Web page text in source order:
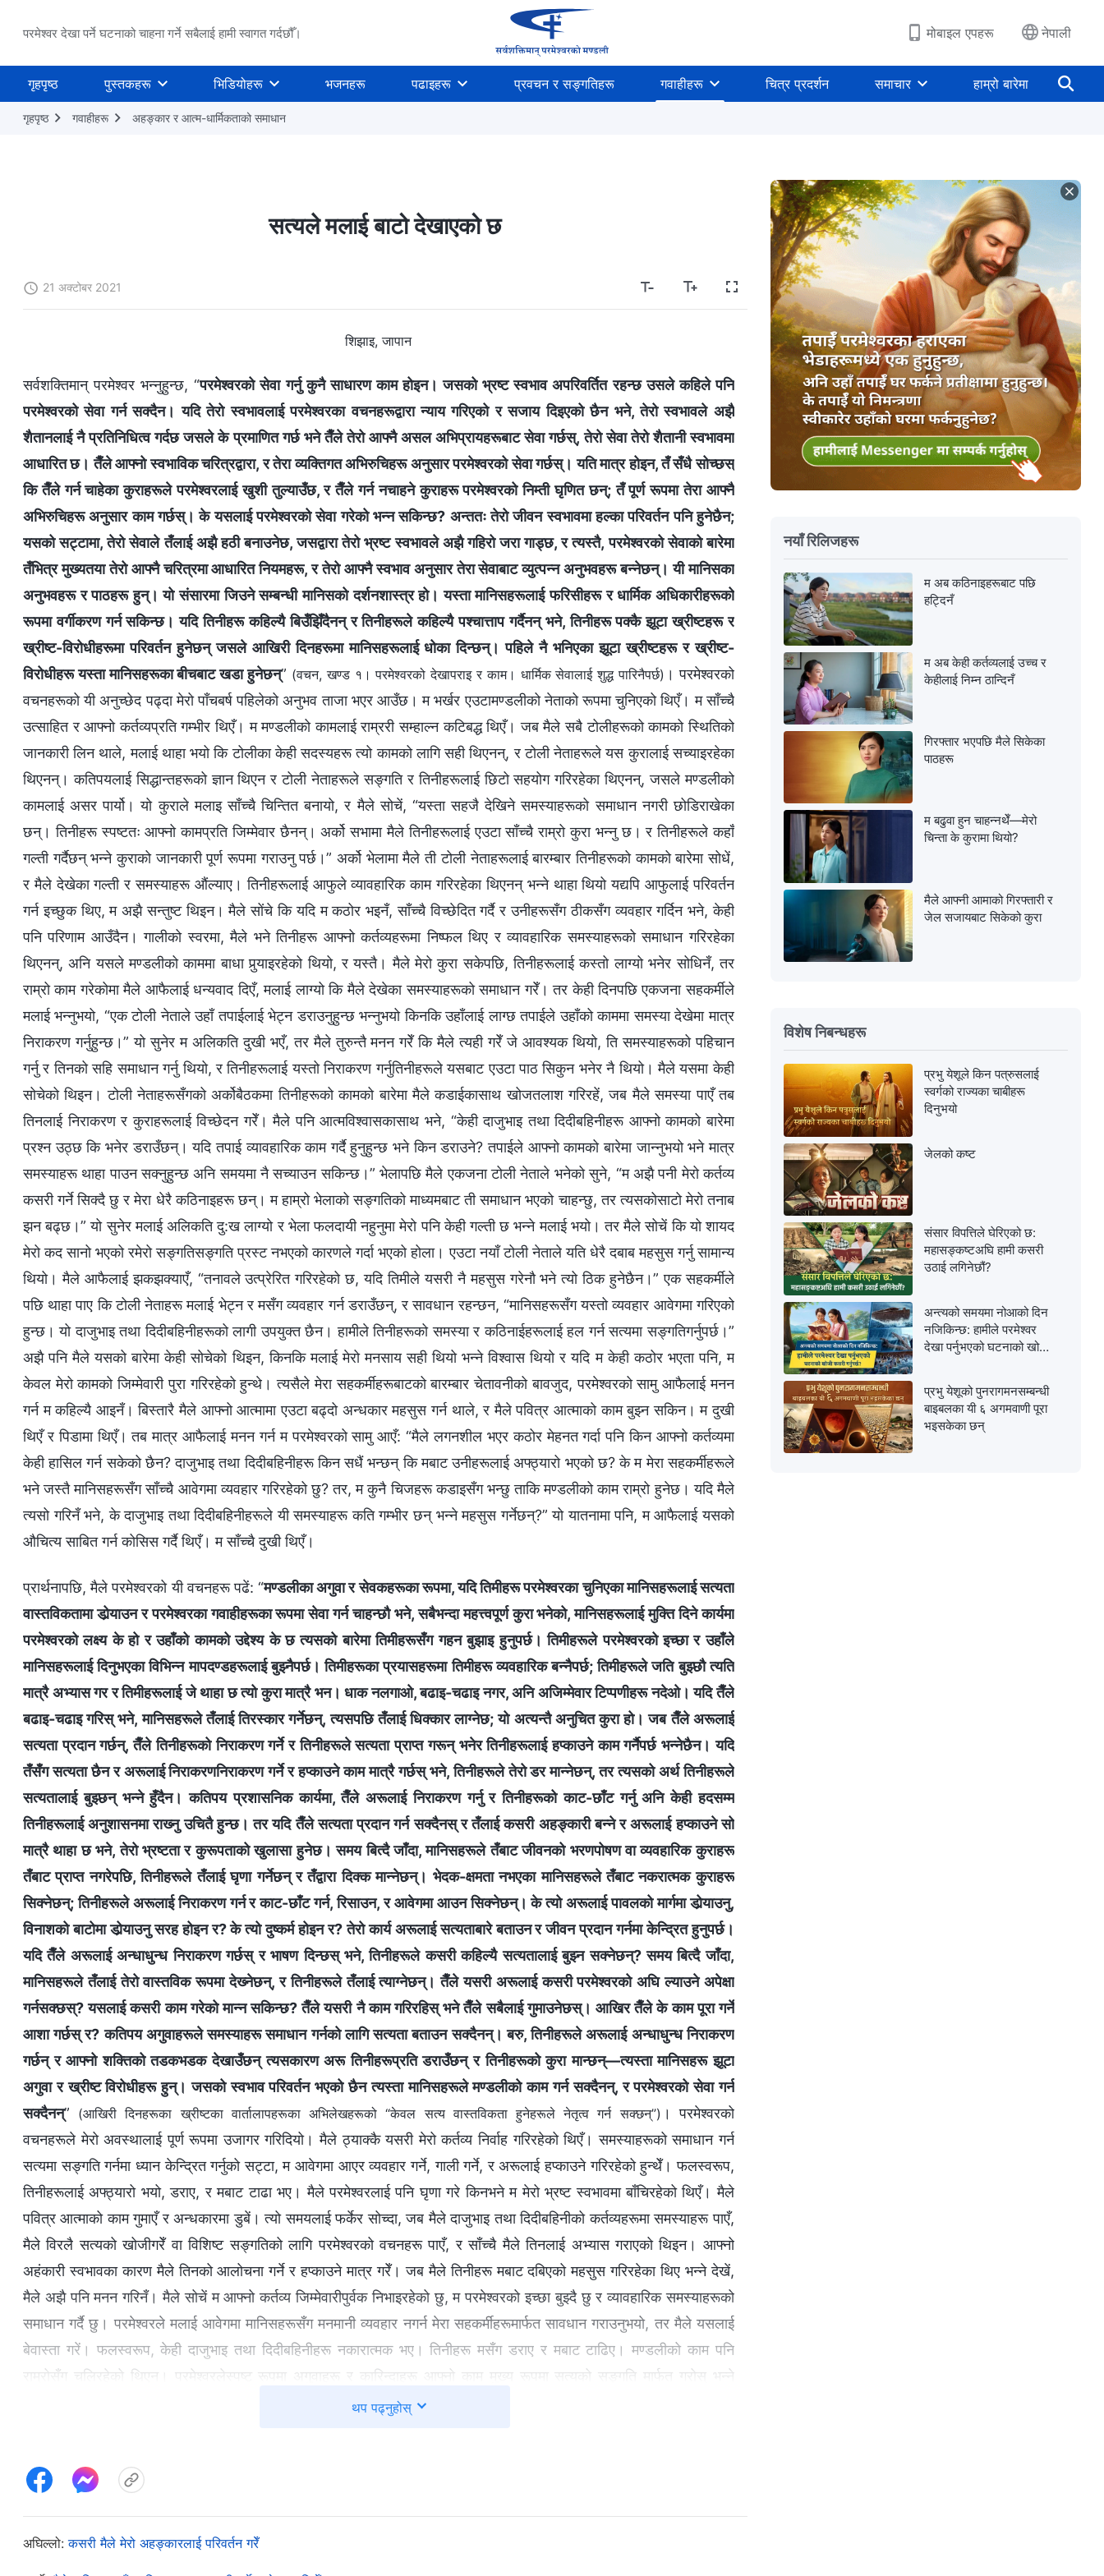
परमेश्वर देखा पर्ने घटनाको चाहना गर्ने सबैलाई हामी स्वागत गर्दछौँ। मोबाइल एपहरू नेपाली
गृहपृष्ठ पुस्तकहरू भिडियोहरू भजनहरू पढाइहरू प्रवचन र सङ्गतिहरू गवाहीहरू चित्र प्रदर्शन समाचार हाम्रो बारेमा
गृहपृष्ठ गवाहीहरू अहङ्कार र आत्म-धार्मिकताको समाधान
सत्यले मलाई बाटो देखाएको छ
21 अक्टोबर 2021
शिझाइ, जापान
सर्वशक्तिमान्‌ परमेश्‍वर भन्नुहुन्छ, “परमेश्‍वरको सेवा गर्नु कुनै साधारण काम होइन। जसको भ्रष्ट स्वभाव अपरिवर्तित रहन्छ उसले कहिले पनि
परमेश्‍वरको सेवा गर्न सक्दैन। यदि तेरो स्वभावलाई परमेश्‍वरका वचनहरूद्वारा न्याय गरिएको र सजाय दिइएको छैन भने, तेरो स्वभावले अझै
शैतानलाई नै प्रतिनिधित्व गर्दछ जसले के प्रमाणित गर्छ भने तैँले तेरो आफ्नै असल अभिप्रायहरूबाट सेवा गर्छस्, तेरो सेवा तेरो शैतानी स्वभावमा
आधारित छ। तैँले आफ्‍नो स्वभाविक चरित्रद्वारा, र तेरा व्यक्तिगत अभिरुचिहरू अनुसार परमेश्‍वरको सेवा गर्छस्। यति मात्र होइन, तँ सँधै सोच्छस्
कि तैँले गर्न चाहेका कुराहरूले परमेश्‍वरलाई खुशी तुल्याउँछ, र तैँले गर्न नचाहने कुराहरू परमेश्‍वरको निम्ती घृणित छन्; तँ पूर्ण रूपमा तेरा आफ्नै
अभिरुचिहरू अनुसार काम गर्छस्। के यसलाई परमेश्‍वरको सेवा गरेको भन्न सकिन्छ? अन्ततः तेरो जीवन स्वभावमा हल्का परिवर्तन पनि हुनेछैन;
यसको सट्टामा, तेरो सेवाले तँलाई अझै हठी बनाउनेछ, जसद्वारा तेरो भ्रष्ट स्वभावले अझै गहिरो जरा गाड्छ, र त्यस्तै, परमेश्‍वरको सेवाको बारेमा
तँभित्र मुख्यतया तेरो आफ्नै चरित्रमा आधारित नियमहरू, र तेरो आफ्नै स्वभाव अनुसार तेरा सेवाबाट व्युत्पन्न अनुभवहरू बन्नेछन्। यी मानिसका
अनुभवहरू र पाठहरू हुन्। यो संसारमा जिउने सम्‍बन्धी मानिसको दर्शनशास्त्र हो। यस्ता मानिसहरूलाई फरिसीहरू र धार्मिक अधिकारीहरूको
रूपमा वर्गीकरण गर्न सकिन्छ। यदि तिनीहरू कहिल्यै बिउँझिँदैनन् र तिनीहरूले कहिल्यै पश्‍चात्ताप गर्दैनन् भने, तिनीहरू पक्कै झूटा ख्रीष्टहरू र
ख्रीष्ट-विरोधीहरूमा परिवर्तन हुनेछन् जसले आखिरी दिनहरूमा मानिसहरूलाई धोका दिन्छन्। पहिले नै भनिएका झूटा ख्रीष्टहरू र ख्रीष्ट-
विरोधीहरू यस्ता मानिसहरूका बीचबाट खडा हुनेछन्” (वचन, खण्ड १। परमेश्‍वरको देखापराइ र काम। धार्मिक सेवालाई शुद्ध पारिनैपर्छ) । परमेश्‍वरको
वचनहरूको यी अनुच्छेद पढ्दा मेरो पाँचबर्ष पहिलेको अनुभव ताजा भएर आउँछ। म भर्खर एउटामण्डलीको नेताको रूपमा चुनिएको थिएँ। म साँच्चै
उत्साहित र आफ्नो कर्तव्यप्रति गम्भीर थिएँ। म मण्डलीको कामलाई राम्ररी सम्हाल्न कटिबद्ध थिएँ। जब मैले सबै टोलीहरूको कामको स्थितिको
जानकारी लिन थाले, मलाई थाहा भयो कि टोलीका केही सदस्यहरू त्यो कामको लागि सही थिएनन्, र टोली नेताहरूले यस कुरालाई सच्याइरहेका
थिएनन्। कतिपयलाई सिद्धान्तहरूको ज्ञान थिएन र टोली नेताहरूले सङ्गति र तिनीहरूलाई छिटो सहयोग गरिरहेका थिएनन्, जसले मण्डलीको
कामलाई असर पार्यो। यो कुराले मलाइ साँच्चै चिन्तित बनायो, र मैले सोचें, “यस्ता सहजै देखिने समस्याहरूको समाधान नगरी छोडिराखेका
छन्। तिनीहरू स्पष्टतः आफ्नो कामप्रति जिम्मेवार छैनन्। अर्को सभामा मैले तिनीहरूलाई एउटा साँच्चै राम्रो कुरा भन्नु छ। र तिनीहरूले कहाँ
गल्ती गर्दैछन् भन्ने कुराको जानकारी पूर्ण रूपमा गराउनु पर्छ।” अर्को भेलामा मैले ती टोली नेताहरूलाई बारम्बार तिनीहरूको कामको बारेमा सोधें,
र मैले देखेका गल्ती र समस्याहरू औंल्याए। तिनीहरूलाई आफुले व्यावहारिक काम गरिरहेका थिएनन् भन्ने थाहा थियो यद्यपि आफुलाई परिवर्तन
गर्न इच्छुक थिए, म अझै सन्तुष्ट थिइन। मैले सोंचे कि यदि म कठोर भइनँ, साँच्चै विच्छेदित गर्दै र उनीहरूसँग ठीकसँग व्यवहार गर्दिन भने, केही
पनि परिणाम आउँदैन। गालीको स्वरमा, मैले भने तिनीहरू आफ्नो कर्तव्यहरूमा निष्फल थिए र व्यावहारिक समस्याहरूको समाधान गरिरहेका
थिएनन्, अनि यसले मण्डलीको काममा बाधा पुर्‍याइरहेको थियो, र यस्तै। मैले मेरो कुरा सकेपछि, तिनीहरूलाई कस्तो लाग्यो भनेर सोधिनँ, तर
राम्रो काम गरेकोमा मैले आफैलाई धन्यवाद दिएँ, मलाई लाग्यो कि मैले देखेका समस्याहरूको समाधान गरेँ। तर केही दिनपछि एकजना सहकर्मीले
मलाई भन्नुभयो, “एक टोली नेताले उहाँ तपाईलाई भेट्न डराउनुहुन्छ भन्नुभयो किनकि उहाँलाई लाग्छ तपाईले उहाँको काममा समस्या देखेमा मात्र
निराकरण गर्नुहुन्छ।” यो सुनेर म अलिकति दुखी भएँ, तर मैले तुरुन्तै मनन गरेँ कि मैले त्यही गरेँ जे आवश्यक थियो, ति समस्याहरूको पहिचान
गर्नु र तिनको सहि समाधान गर्नु थियो, र तिनीहरूलाई यस्तो निराकरण गर्नुतिनीहरूले यसबाट एउटा पाठ सिकुन भनेर नै थियो। मैले यसमा केही
सोचेको थिइन। टोली नेताहरूसँगको अर्कोबैठकमा तिनीहरूको कामको बारेमा मैले कडाईकासाथ खोजतलाश गरिरहें, जब मैले समस्या पाएँ तब
तिनलाई निराकरण र कुराहरूलाई विच्छेदन गरेँ। मैले पनि आत्मविश्‍वासकासाथ भने, “केही दाजुभाइ तथा दिदीबहिनीहरू आफ्नो कामको बारेमा
प्रश्न उठ्छ कि भनेर डराउँछन्। यदि तपाई व्यावहारिक काम गर्दै हुनुहुन्छ भने किन डराउने? तपाईले आफ्नो कामको बारेमा जान्नुभयो भने मात्र
समस्याहरू थाहा पाउन सक्नुहुन्छ अनि समयमा नै सच्याउन सकिन्छ।” भेलापछि मैले एकजना टोली नेताले भनेको सुने, “म अझै पनी मेरो कर्तव्य
कसरी गर्ने सिक्दै छु र मेरा धेरै कठिनाइहरू छन्। म हाम्रो भेलाको सङ्गतिको माध्यमबाट ती समाधान भएको चाहन्छु, तर त्यसकोसाटो मेरो तनाब
झन बढ्छ।” यो सुनेर मलाई अलिकति दु:ख लाग्यो र भेला फलदायी नहुनुमा मेरो पनि केही गल्ती छ भन्ने मलाई भयो। तर मैले सोचें कि यो शायद
मेरो कद सानो भएको रमेरो सङ्गतिसङ्गति प्रस्ट नभएको कारणले गर्दा भएको होला। एउटा नयाँ टोली नेताले यति धेरै दबाब महसुस गर्नु सामान्य
थियो। मैले आफैलाई झकझक्याएँ, “तनावले उत्प्रेरित गरिरहेको छ, यदि तिमीले यसरी नै महसुस गरेनौ भने त्यो ठिक हुनेछैन।” एक सहकर्मीले
पछि थाहा पाए कि टोली नेताहरू मलाई भेट्न र मसँग व्यवहार गर्न डराउँछन्, र सावधान रहन्छन, “मानिसहरूसँग यस्तो व्यवहार आवेगमा गरिएको
हुन्छ। यो दाजुभाइ तथा दिदीबहिनीहरूको लागी उपयुक्त छैन। हामीले तिनीहरूको समस्या र कठिनाईहरूलाई हल गर्न सत्यमा सङ्गतिगर्नुपर्छ।”
अझै पनि मैले यसको बारेमा केही सोचेको थिइन, किनकि मलाई मेरो मनसाय सही थियो भन्ने विश्‍वास थियो र यदि म केही कठोर भएता पनि, म
केवल मेरो कामको जिम्मेवारी पुरा गरिरहेको हुन्थे। त्यसैले मेरा सहकर्मीहरूबाटको बारम्बार चेतावनीको बावजुद, परमेश्‍वरको सामु आफैलाई मनन
गर्न म कहिल्यै आइनँ। बिस्तारै मैले आफ्नो आत्मामा एउटा बढ्दो अन्धकार महसुस गर्न थाले, र मैले पवित्र आत्माको काम बुझ्न सकिन। म दुखी
थिएँ र पिडामा थिएँ। तब मात्र आफैलाई मनन गर्न म परमेश्‍वरको सामु आएँ: “मैले लगनशील भएर कठोर मेहनत गर्दा पनि किन आफ्नो कर्तव्यमा
केही हासिल गर्न सकेको छैन? दाजुभाइ तथा दिदीबहिनीहरू किन सधैं भन्छन् कि मबाट उनीहरूलाई अफ्ठ्यारो भएको छ? के म मेरा सहकर्मीहरूले
भने जस्तै मानिसहरूसँग साँच्चै आवेगमा व्यवहार गरिरहेको छु? तर, म कुनै चिजहरू कडाइसँग भन्छु ताकि मण्डलीको काम राम्रो हुनेछ। यदि मैले
त्यसो गरिनँ भने, के दाजुभाइ तथा दिदीबहिनीहरूले यी समस्याहरू कति गम्भीर छन् भन्ने महसुस गर्नेछन्?” यो यातनामा पनि, म आफैलाई यसको
औचित्य साबित गर्न कोसिस गर्दै थिएँ। म साँच्चै दुखी थिएँ।
प्रार्थनापछि, मैले परमेश्‍वरको यी वचनहरू पढें: “मण्डलीका अगुवा र सेवकहरूका रूपमा, यदि तिमीहरू परमेश्‍वरका चुनिएका मानिसहरूलाई सत्यता
वास्तविकतामा डोर्‍याउन र परमेश्‍वरका गवाहीहरूका रूपमा सेवा गर्न चाहन्छौ भने, सबैभन्दा महत्त्वपूर्ण कुरा भनेको, मानिसहरूलाई मुक्ति दिने कार्यमा
परमेश्‍वरको लक्ष्‍य के हो र उहाँको कामको उद्देश्‍य के छ त्यसको बारेमा तिमीहरूसँग गहन बुझाइ हुनुपर्छ। तिमीहरूले परमेश्‍वरको इच्‍छा र उहाँले
मानिसहरूलाई दिनुभएका विभिन्‍न मापदण्डहरूलाई बुझ्‍नैपर्छ। तिमीहरूका प्रयासहरूमा तिमीहरू व्यवहारिक बन्‍नैपर्छ; तिमीहरूले जति बुझ्छौ त्यति
मात्रै अभ्यास गर र तिमीहरूलाई जे थाहा छ त्यो कुरा मात्रै भन। धाक नलगाओ, बढाइ-चढाइ नगर, अनि अजिम्‍मेवार टिप्पणीहरू नदेओ। यदि तैँले
बढाइ-चढाइ गरिस् भने, मानिसहरूले तँलाई तिरस्कार गर्नेछन्, त्यसपछि तँलाई धिक्‍कार लाग्‍नेछ; यो अत्यन्तै अनुचित कुरा हो। जब तैँले अरूलाई
सत्यता प्रदान गर्छन्, तैँले तिनीहरूको निराकरण गर्ने र तिनीहरूले सत्यता प्राप्त गरून् भनेर तिनीहरूलाई हप्काउने काम गर्नैपर्छ भन्‍नेछैन। यदि
तँसँग सत्यता छैन र अरूलाई निराकरणनिराकरण गर्ने र हप्काउने काम मात्रै गर्छस् भने, तिनीहरूले तेरो डर मान्‍नेछन्, तर त्यसको अर्थ तिनीहरूले
सत्यतालाई बुझ्छन् भन्‍ने हुँदैन। कतिपय प्रशासनिक कार्यमा, तैँले अरूलाई निराकरण गर्नु र तिनीहरूको काट-छाँट गर्नु अनि केही हदसम्‍म
तिनीहरूलाई अनुशासनमा राख्‍नु उचितै हुन्छ। तर यदि तैँले सत्यता प्रदान गर्न सक्दैनस् र तँलाई कसरी अहङ्कारी बन्‍ने र अरूलाई हप्काउने सो
मात्रै थाहा छ भने, तेरो भ्रष्टता र कुरूपताको खुलासा हुनेछ। समय बित्दै जाँदा, मानिसहरूले तँबाट जीवनको भरणपोषण वा व्यवहारिक कुराहरू
तँबाट प्राप्त नगरेपछि, तिनीहरूले तँलाई घृणा गर्नेछन् र तँद्वारा दिक्‍क मान्‍नेछन्। भेदक-क्षमता नभएका मानिसहरूले तँबाट नकरात्मक कुराहरू
सिक्‍नेछन्; तिनीहरूले अरूलाई निराकरण गर्न र काट-छाँट गर्न, रिसाउन, र आवेगमा आउन सिक्‍नेछन्। के त्यो अरूलाई पावलको मार्गमा डोर्‍याउनु,
विनाशको बाटोमा डोर्‍याउनु सरह होइन र? के त्यो दुष्कर्म होइन र? तेरो कार्य अरूलाई सत्यताबारे बताउन र जीवन प्रदान गर्नमा केन्द्रित हुनुपर्छ।
यदि तैँले अरूलाई अन्धाधुन्ध निराकरण गर्छस् र भाषण दिन्छस् भने, तिनीहरूले कसरी कहिल्यै सत्यतालाई बुझ्‍न सक्‍नेछन्? समय बित्दै जाँदा,
मानिसहरूले तँलाई तेरो वास्तविक रूपमा देख्‍नेछन्, र तिनीहरूले तँलाई त्याग्‍नेछन्। तैँले यसरी अरूलाई कसरी परमेश्‍वरको अघि ल्याउने अपेक्षा
गर्नसक्छस्? यसलाई कसरी काम गरेको मान्‍न सकिन्छ? तैँले यसरी नै काम गरिरहिस् भने तैँले सबैलाई गुमाउनेछस्। आखिर तैँले के काम पूरा गर्ने
आशा गर्छस् र? कतिपय अगुवाहरूले समस्याहरू समाधान गर्नको लागि सत्यता बताउन सक्दैनन्। बरु, तिनीहरूले अरूलाई अन्धाधुन्ध निराकरण
गर्छन् र आफ्‍नो शक्तिको तडकभडक देखाउँछन् त्यसकारण अरू तिनीहरूप्रति डराउँछन् र तिनीहरूको कुरा मान्छन्—त्यस्ता मानिसहरू झूटा
अगुवा र ख्रीष्ट विरोधीहरू हुन्। जसको स्वभाव परिवर्तन भएको छैन त्यस्ता मानिसहरूले मण्डलीको काम गर्न सक्दैनन्, र परमेश्‍वरको सेवा गर्न
सक्दैनन्” (आखिरी दिनहरूका ख्रीष्टका वार्तालापहरूका अभिलेखहरूको “केवल सत्य वास्तविकता हुनेहरूले नेतृत्व गर्न सक्छन्”) । परमेश्‍वरको
वचनहरूले मेरो अवस्थालाई पूर्ण रूपमा उजागर गरिदियो। मैले ठ्याक्कै यसरी मेरो कर्तव्य निर्वाह गरिरहेको थिएँ। समस्याहरूको समाधान गर्न
सत्यमा सङ्गति गर्नमा ध्यान केन्द्रित गर्नुको सट्टा, म आवेगमा आएर व्यवहार गर्ने, गाली गर्ने, र अरूलाई हप्काउने गरिरहेको हुन्थेँ। फलस्वरूप,
तिनीहरूलाई अफ्ठ्यारो भयो, डराए, र मबाट टाढा भए। मैले परमेश्‍वरलाई पनि घृणा गरे किनभने म मेरो भ्रष्ट स्वभावमा बाँचिरहेको थिएँ। मैले
पवित्र आत्माको काम गुमाएँ र अन्धकारमा डुबें। त्यो समयलाई फर्केर सोच्दा, जब मैले दाजुभाइ तथा दिदीबहिनीको कर्तव्यहरूमा समस्याहरू पाएँ,
मैले विरलै सत्यको खोजीगरेँ वा विशिष्ट सङ्गतिको लागि परमेश्‍वरको वचनहरू पाएँ, र साँच्चै मैले तिनलाई अभ्यास गराएको थिइन। आफ्नो
अहंकारी स्वभावका कारण मैले तिनको आलोचना गर्ने र हप्काउने मात्र गरेँ। जब मैले तिनीहरू मबाट दबिएको महसुस गरिरहेका थिए भन्ने देखें,
मैले अझै पनि मनन गरिनँ। मैले सोचें म आफ्नो कर्तव्य जिम्मेवारीपुर्वक निभाइरहेको छु, म परमेश्‍वरको इच्छा बुझ्दै छु र व्यावहारिक समस्याहरूको
समाधान गर्दै छु। परमेश्‍वरले मलाई आवेगमा मानिसहरूसँग मनमानी व्यवहार नगर्न मेरा सहकर्मीहरूमार्फत सावधान गराउनुभयो, तर मैले यसलाई
बेवास्ता गरें। फलस्वरूप, केही दाजुभाइ तथा दिदीबहिनीहरू नकारात्मक भए। तिनीहरू मसँग डराए र मबाट टाढिए। मण्डलीको काम पनि
राम्रोसँग चलिरहेको थिएन। परमेश्‍वरलेस्पष्ट रूपमा अगुवाहरू र कारिन्दाहरू आफ्नो काम मुख्य रूपमा सत्यको सङ्गति मार्फत गरोस् भन्ने
चाहनुहुन्छ। दाजुभाइ तथा दिदीबहिनीहरूले सत्यलाई बुझ्नुपर्छ, आफ्नो भ्रष्ट स्वभाव र आफ्नो भ्रष्टताको सत्य पहिचान गर्नु अघि, र त्यसपछि
उपाय हुने थियो। मलाई लाग्यो कि परिणामहरू हासिल गर्ने यो एकमात्र उपाय थियो। तब मैले दे खें त्यो साँच्चै बकवास दृष्टिकोण थियो! यसरी
सङ्गतिको साथमा अरूको समस्याहरूको समाधान गरिरहेको थिएन। परमेश्‍वर चाहनुहुन्छ कि अगुवाहरू दाजुभाइ तथा दिदीबहिनीहरूको
थप पढ्नुहोस्
अघिल्लो:कसरी मैले मेरो अहङ्कारलाई परिवर्तन गरेँ
नयाँ रिलिजहरू
म अब कठिनाइहरूबाट पछि
हट्दिनँ
म अब केही कर्तव्यलाई उच्च र
केहीलाई निम्न ठान्दिनँ
गिरफ्तार भएपछि मैले सिकेका
पाठहरू
म बढुवा हुन चाहन्नथेँ—मेरो
चिन्ता के कुरामा थियो?
मैले आफ्नी आमाको गिरफ्तारी र
जेल सजायबाट सिकेको कुरा
विशेष निबन्धहरू
प्रभु येशूले किन पत्रुसलाई
स्वर्गको राज्यका चाबीहरू
दिनुभयो
जेलको कष्ट
संसार विपत्तिले घेरिएको छ:
महासङ्कष्टअघि हामी कसरी
उठाई लगिनेछौं?
अन्त्यको समयमा नोआको दिन
नजिकिन्छ: हामीले परमेश्‍वर
देखा पर्नुभएको घटनाको खोजी
प्रभु येशूको पुनरागमनसम्‍बन्धी
बाइबलका यी ६ अगमवाणी पूरा
भइसकेका छन्